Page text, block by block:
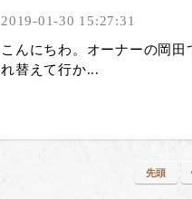
2019-01-30 15:27:31
こんにちわ。オーナーの岡
れ替えて行か...
先頭